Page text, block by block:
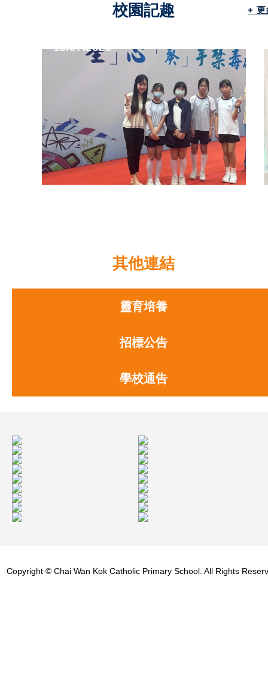
校園記趣 + 更
18.07.2026
其他連結
靈育培養
招標公告
學校通告
Copyright © Chai Wan Kok Catholic Primary School. All Rights